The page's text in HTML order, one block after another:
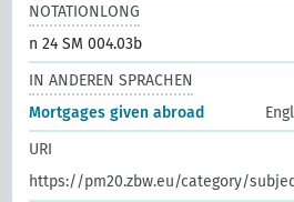
NOTATIONLONG
n 24 SM 004.03b
IN ANDEREN SPRACHEN
Mortgages given abroad
URI
https://pm20.zbw.eu/category/